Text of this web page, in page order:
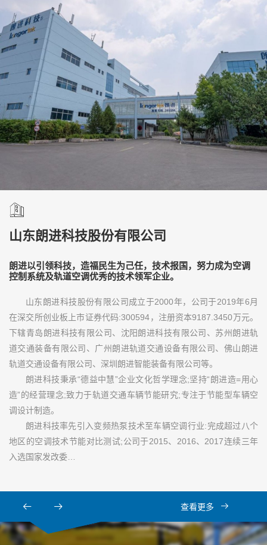
山东朗进科技股份有限公司
朗进以引领科技，造福民生为己任，技术报国，努力成为空调
控制系统及轨道空调优秀的技术领军企业。
山东朗进科技股份有限公司成立于2000年，公司于2019年6月
在深交所创业板上市证券代码:300594，注册资本9187.3450万元。
下辖青岛朗进科技有限公司、沈阳朗进科技有限公司、苏州朗进轨
道交通装备有限公司、广州朗进轨道交通设备有限公司、佛山朗进
轨道交通设备有限公司、深圳朗进智能装备有限公司等。
朗进科技秉承“德益中慧”企业文化哲学理念;坚持“朗进造=用心
造”的经营理念;致力于轨道交通车辆节能研究;专注于节能型车辆空
调设计制造。
朗进科技率先引入变频热泵技术至车辆空调行业:完成超过八个
地区的空调技术节能对比测试;公司于2015、2016、2017连续三年
入选国家发改委…
查看更多